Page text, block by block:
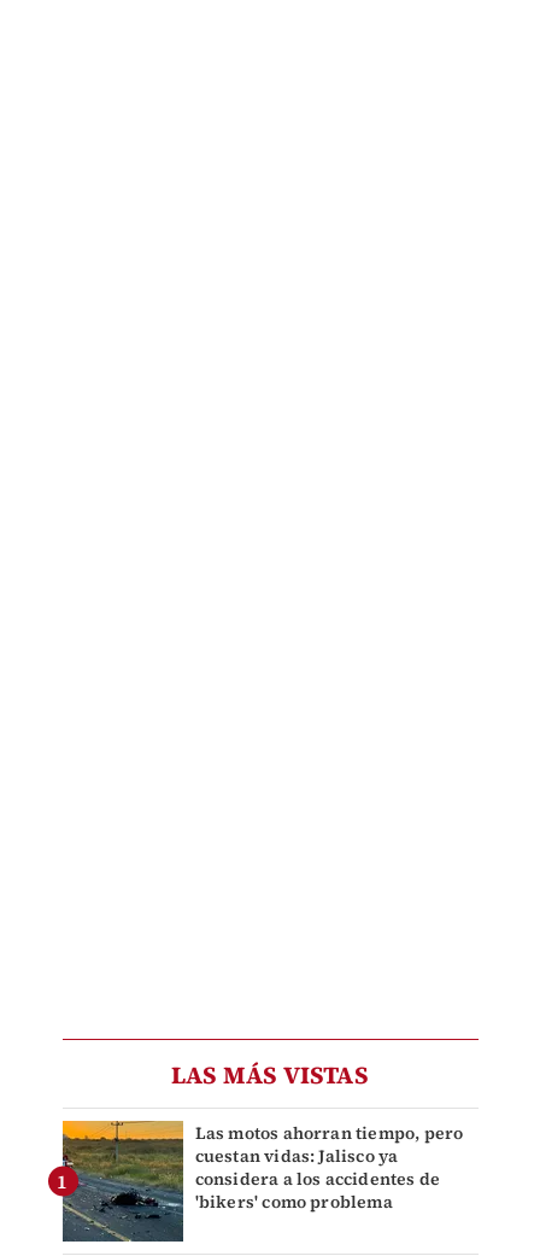
LAS MÁS VISTAS
Las motos ahorran tiempo, pero
cuestan vidas: Jalisco ya
considera a los accidentes de
'bikers' como problema